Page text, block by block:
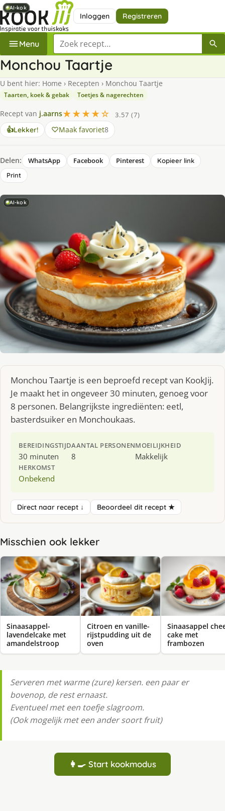
Inloggen Registreren
Menu Zoek een recept
Monchou Taartje
U bent hier: Home › Recepten › Monchou Taartje
Taarten, koek & gebak Toetjes & nagerechten
Recept van j.aarns★★★★☆
3.57 (7)
👍Lekker! Maak favoriet8
Delen: WhatsApp Facebook Pinterest
Kopieer link
Print
AI-kok
Monchou Taartje is een beproefd recept van KookJij.
Je maakt het in ongeveer 30 minuten, genoeg voor
8 personen. Belangrijkste ingrediënten: eetl,
basterdsuiker en Monchoukaas.
BEREIDINGSTIJD
30 minuten
AANTAL PERSONEN
8
MOEILIJKHEID
Makkelijk
HERKOMST
Onbekend
Direct naar recept ↓ Beoordeel dit recept ★
Misschien ook lekker
AI-kok
Sinaasappel-
lavendelcake met
amandelstroop
AI-kok
Citroen en vanille-
rijstpudding uit de
oven
AI-kok
Sinaasappel
cake met
frambozen
AI-kok
AI-kok
AI-kok
Serveren met warme (zure) kersen. een paar er
bovenop, de rest ernaast.
Eventueel met een toefje slagroom.
(Ook mogelijk met een ander soort fruit)
👩‍🍳 Start kookmodus